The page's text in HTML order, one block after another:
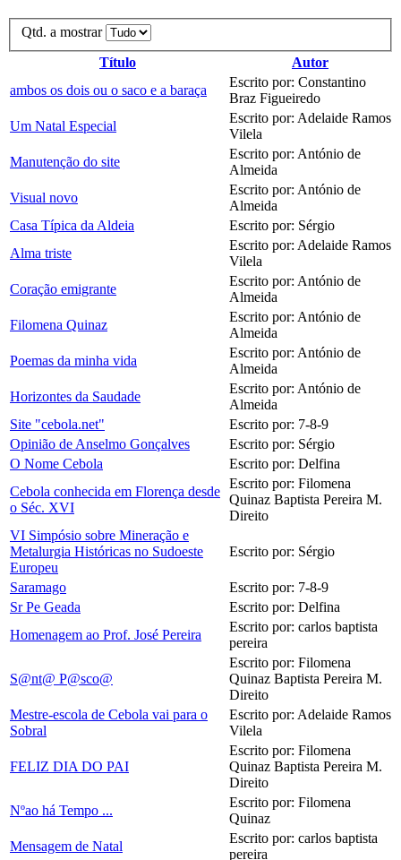
Qtd. a mostrar
Título
Autor
ambos os dois ou o saco e a baraça
Escrito por: Constantino
Braz Figueiredo
Um Natal Especial
Escrito por: Adelaide Ramos
Vilela
Manutenção do site
Escrito por: António de
Almeida
Visual novo
Escrito por: António de
Almeida
Casa Típica da Aldeia
Escrito por: Sérgio
Alma triste
Escrito por: Adelaide Ramos
Vilela
Coração emigrante
Escrito por: António de
Almeida
Filomena Quinaz
Escrito por: António de
Almeida
Poemas da minha vida
Escrito por: António de
Almeida
Horizontes da Saudade
Escrito por: António de
Almeida
Site "cebola.net"
Escrito por: 7-8-9
Opinião de Anselmo Gonçalves
Escrito por: Sérgio
O Nome Cebola
Escrito por: Delfina
Cebola conhecida em Florença desde
o Séc. XVI
Escrito por: Filomena
Quinaz Baptista Pereira M.
Direito
VI Simpósio sobre Mineração e
Metalurgia Históricas no Sudoeste
Europeu
Escrito por: Sérgio
Saramago
Escrito por: 7-8-9
Sr Pe Geada
Escrito por: Delfina
Homenagem ao Prof. José Pereira
Escrito por: carlos baptista
pereira
S@nt@ P@sco@
Escrito por: Filomena
Quinaz Baptista Pereira M.
Direito
Mestre-escola de Cebola vai para o
Sobral
Escrito por: Adelaide Ramos
Vilela
FELIZ DIA DO PAI
Escrito por: Filomena
Quinaz Baptista Pereira M.
Direito
Nºao há Tempo ...
Escrito por: Filomena
Quinaz
Mensagem de Natal
Escrito por: carlos baptista
pereira